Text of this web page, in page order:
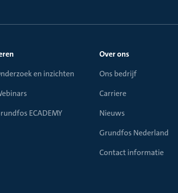
en inzichten
ECADEMY
Over ons
Ons bedrijf
Carriere
Nieuws
Grundfos Nederland
Contact informatie